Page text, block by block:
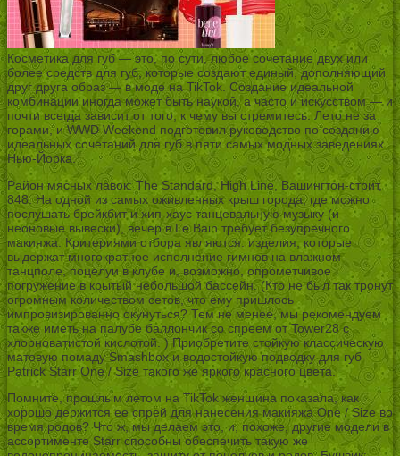
Косметика для губ — это, по сути, любое сочетание двух или
более средств для губ, которые создают единый, дополняющий
друг друга образ — в моде на TikTok. Создание идеальной
комбинации иногда может быть наукой, а часто и искусством — и
почти всегда зависит от того, к чему вы стремитесь. Лето не за
горами, и WWD Weekend подготовил руководство по созданию
идеальных сочетаний для губ в пяти самых модных заведениях
Нью-Йорка.
Район мясных лавок: The Standard, High Line, Вашингтон-стрит,
848. На одной из самых оживленных крыш города, где можно
послушать брейкбит и хип-хаус танцевальную музыку (и
неоновые вывески), вечер в Le Bain требует безупречного
макияжа. Критериями отбора являются: изделия, которые
выдержат многократное исполнение гимнов на влажном
танцполе, поцелуи в клубе и, возможно, опрометчивое
погружение в крытый небольшой бассейн. (Кто не был так тронут
огромным количеством сетов, что ему пришлось
импровизированно окунуться? Тем не менее, мы рекомендуем
также иметь на палубе баллончик со спреем от Tower28 с
хлорноватистой кислотой. ) Приобретите стойкую классическую
матовую помаду Smashbox и водостойкую подводку для губ
Patrick Starr One / Size такого же яркого красного цвета.
Помните, прошлым летом на TikTok женщина показала, как
хорошо держится ее спрей для нанесения макияжа One / Size во
время родов? Что ж, мы делаем это, и, похоже, другие модели в
ассортименте Starr способны обеспечить такую же